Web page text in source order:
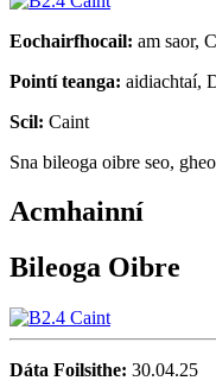
Eochairfhocail: am saor,
Pointí teanga: aidiachtaí,
Scil: Caint
Sna bileoga oibre seo,
Acmhainní
Bileoga Oibre
Dáta Foilsithe: 30.04.25